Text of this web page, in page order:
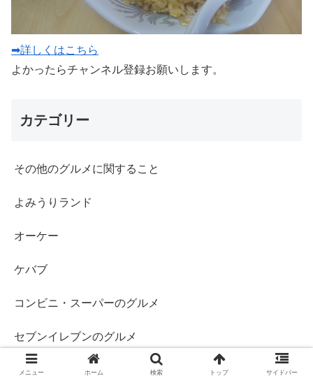
➡詳しくはこちら
よかったらチャンネル登録お願いします。
カテゴリー
その他のグルメに関すること
よみうりランド
オーケー
ケバブ
コンビニ・スーパーのグルメ
セブンイレブンのグルメ
ビャンビャン麺
メニュー ホーム 検索 トップ サイドバー